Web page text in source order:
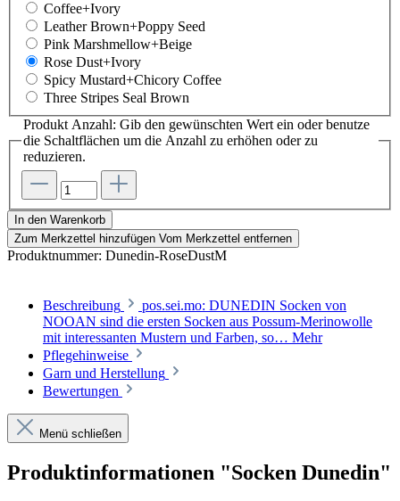
Coffee+Ivory
Leather Brown+Poppy Seed
Pink Marshmellow+Beige
Rose Dust+Ivory
Spicy Mustard+Chicory Coffee
Three Stripes Seal Brown
Produkt Anzahl: Gib den gewünschten Wert ein oder benutze
die Schaltflächen um die Anzahl zu erhöhen oder zu
reduzieren.
In den Warenkorb
Zum Merkzettel hinzufügen Vom Merkzettel entfernen
Produktnummer: Dunedin-RoseDustM
Beschreibung
pos.sei.mo: DUNEDIN Socken von
NOOAN sind die ersten Socken aus Possum-Merinowolle
mit interessanten Mustern und Farben, so… Mehr
Pflegehinweise
Garn und Herstellung
Bewertungen
Menü schließen
Produktinformationen "Socken Dunedin"